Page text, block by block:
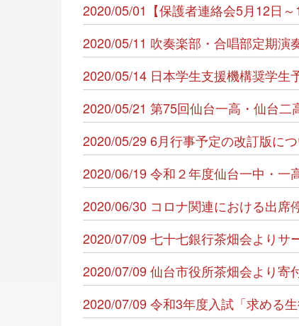
2020/05/01【保護者連絡会5月12日～
2020/05/11 吹奏楽部・合唱部定期演
2020/05/14 日本学生支援機構奨学生
2020/05/21 第75回仙台一高・仙台二
2020/05/29 6月行事予定の改訂版に
2020/06/19 令和２年度仙台一中・一
2020/06/30 コロナ関連における出席
2020/07/09 七十七銀行茶畑会よりサ
2020/07/09 仙台市役所茶畑会より寄
2020/07/09 令和3年度入試「求める